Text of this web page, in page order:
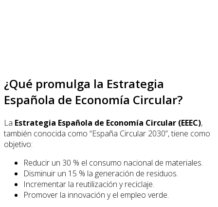
¿Qué promulga la Estrategia
Española de Economía Circular?
La Estrategia Española de Economía Circular (EEEC),
también conocida como “España Circular 2030”, tiene como
objetivo:
Reducir un 30 % el consumo nacional de materiales.
Disminuir un 15 % la generación de residuos.
Incrementar la reutilización y reciclaje.
Promover la innovación y el empleo verde.